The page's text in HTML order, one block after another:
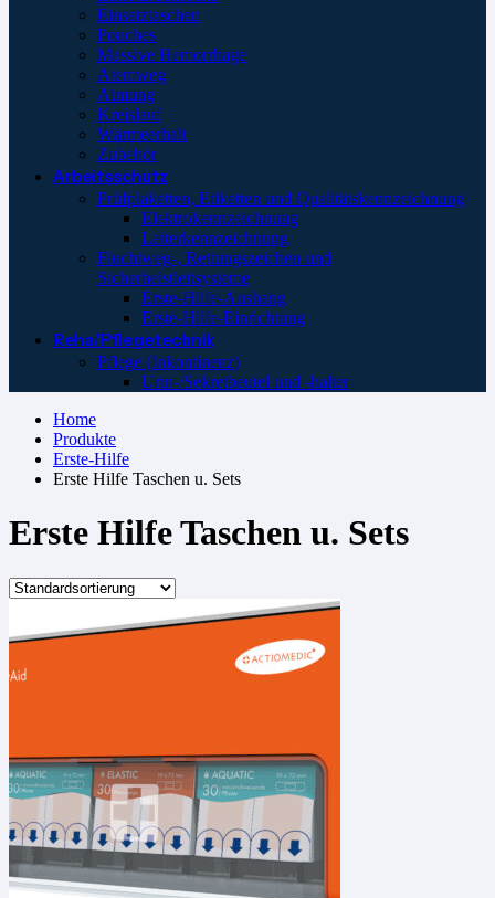
Einsatztaschen
Pouches
Massive Hemorrhage
Atemweg
Atmung
Kreislauf
Wärmeerhalt
Zubehör
Arbeitsschutz
Prüfplaketten, Etiketten und Qualitätskennzeichnung
Elektrokennzeichnung
Leiterkennzeichnung
Fluchtweg-, Rettungszeichen und
Sicherheistleitsysteme
Erste-Hilfe-Aushang
Erste-Hilfe-Einrichtung
Reha/Pflegetechnik
Pflege (Inkontinenz)
Urin-/Sekretbeutel und -halter
Home
Produkte
Erste-Hilfe
Erste Hilfe Taschen u. Sets
Erste Hilfe Taschen u. Sets